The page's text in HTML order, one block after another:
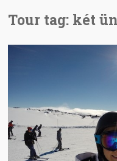
Tour tag: két